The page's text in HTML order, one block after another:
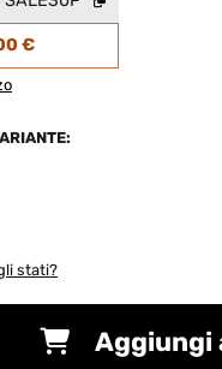
€
stati?
Aggiungi